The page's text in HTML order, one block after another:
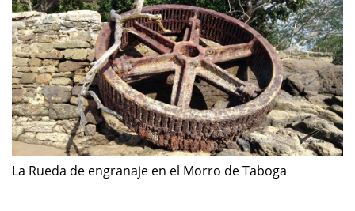
La Rueda de engranaje en el Morro de Taboga